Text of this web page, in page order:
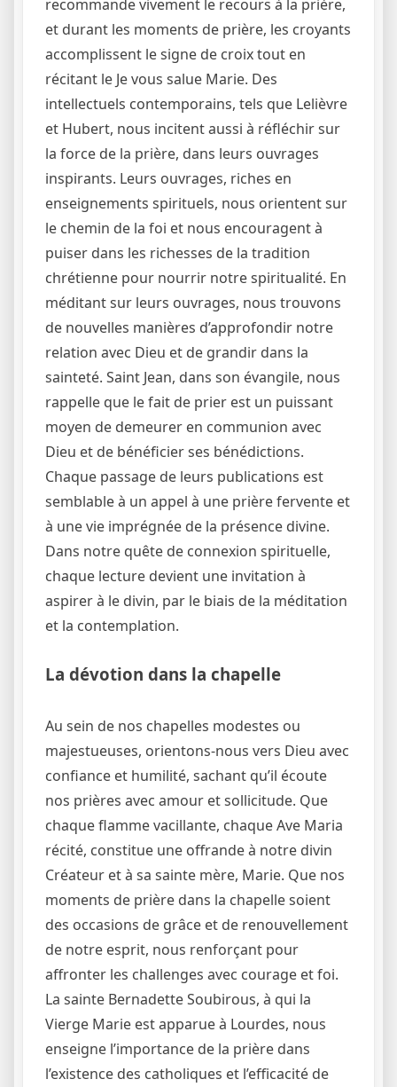
recommande vivement le recours à la prière,
et durant les moments de prière, les croyants
accomplissent le signe de croix tout en
récitant le Je vous salue Marie. Des
intellectuels contemporains, tels que Lelièvre
et Hubert, nous incitent aussi à réfléchir sur
la force de la prière, dans leurs ouvrages
inspirants. Leurs ouvrages, riches en
enseignements spirituels, nous orientent sur
le chemin de la foi et nous encouragent à
puiser dans les richesses de la tradition
chrétienne pour nourrir notre spiritualité. En
méditant sur leurs ouvrages, nous trouvons
de nouvelles manières d’approfondir notre
relation avec Dieu et de grandir dans la
sainteté. Saint Jean, dans son évangile, nous
rappelle que le fait de prier est un puissant
moyen de demeurer en communion avec
Dieu et de bénéficier ses bénédictions.
Chaque passage de leurs publications est
semblable à un appel à une prière fervente et
à une vie imprégnée de la présence divine.
Dans notre quête de connexion spirituelle,
chaque lecture devient une invitation à
aspirer à le divin, par le biais de la méditation
et la contemplation.
La dévotion dans la chapelle
Au sein de nos chapelles modestes ou
majestueuses, orientons-nous vers Dieu avec
confiance et humilité, sachant qu’il écoute
nos prières avec amour et sollicitude. Que
chaque flamme vacillante, chaque Ave Maria
récité, constitue une offrande à notre divin
Créateur et à sa sainte mère, Marie. Que nos
moments de prière dans la chapelle soient
des occasions de grâce et de renouvellement
de notre esprit, nous renforçant pour
affronter les challenges avec courage et foi.
La sainte Bernadette Soubirous, à qui la
Vierge Marie est apparue à Lourdes, nous
enseigne l’importance de la prière dans
l’existence des catholiques et l’efficacité de